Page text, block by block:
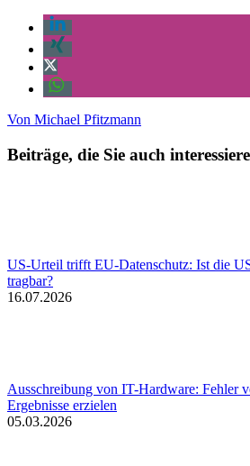
Von Michael Pfitzmann
Beiträge, die Sie auch
US-Urteil trifft EU-Datenschutz: Ist die
tragbar?
16.07.2026
Ausschreibung von IT-Hardware: Fehler
Ergebnisse erzielen
05.03.2026